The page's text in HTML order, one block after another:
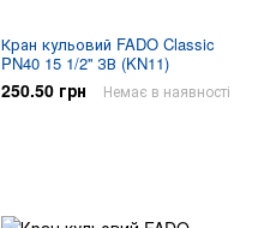
Кран кульовий FADO Classic
PN40 15 1/2'' ЗВ (KN11)
250.50 грн Немає в наявності